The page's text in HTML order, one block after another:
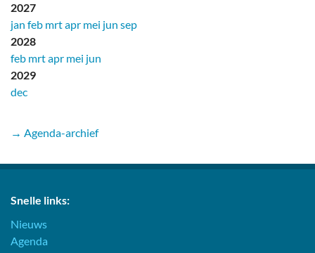
2027
jan feb mrtapr mei jun sep
2028
feb mrtapr mei jun
2029
dec
→ Agenda-archief
Snelle links:
Nieuws
Agenda